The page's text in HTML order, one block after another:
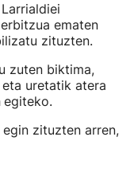
Larrialdiei
ematen
zituzten.
zuten biktima,
uretatik atera
egiteko.
zituzten arren,